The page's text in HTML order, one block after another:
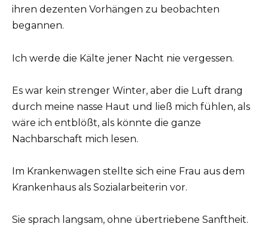
ihren dezenten Vorhängen zu beobachten
begannen.
Ich werde die Kälte jener Nacht nie vergessen.
Es war kein strenger Winter, aber die Luft drang
durch meine nasse Haut und ließ mich fühlen, als
wäre ich entblößt, als könnte die ganze
Nachbarschaft mich lesen.
Im Krankenwagen stellte sich eine Frau aus dem
Krankenhaus als Sozialarbeiterin vor.
Sie sprach langsam, ohne übertriebene Sanftheit.